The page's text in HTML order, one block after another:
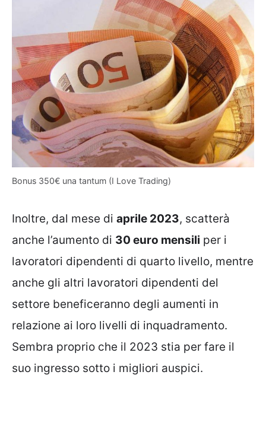
Bonus 350€ una tantum (I Love Trading)
Inoltre, dal mese di aprile 2023, scatterà
anche l’aumento di 30 euro mensili per i
lavoratori dipendenti di quarto livello, mentre
anche gli altri lavoratori dipendenti del
settore beneficeranno degli aumenti in
relazione ai loro livelli di inquadramento.
Sembra proprio che il 2023 stia per fare il
suo ingresso sotto i migliori auspici.